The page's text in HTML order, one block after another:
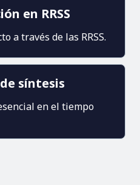
en RRSS
a través de las RRSS.
síntesis
en el tiempo